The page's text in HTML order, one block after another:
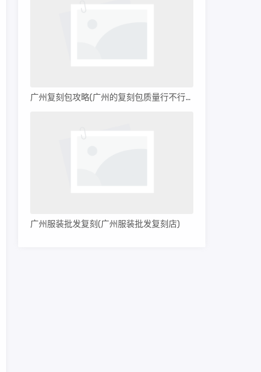
广州复刻包攻略(广州的复刻包质量行不行呀)
广州服装批发复刻(广州服装批发复刻店)